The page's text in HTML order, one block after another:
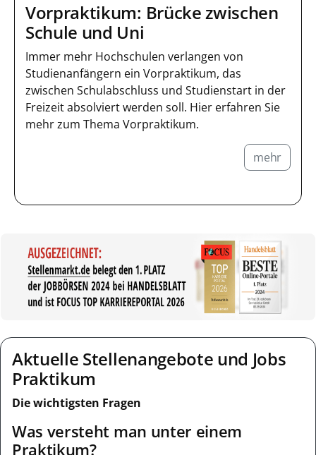
Vorpraktikum: Brücke zwischen
Schule und Uni
Immer mehr Hochschulen verlangen von
Studienanfängern ein Vorpraktikum, das
zwischen Schulabschluss und Studienstart in der
Freizeit absolviert werden soll. Hier erfahren Sie
mehr zum Thema Vorpraktikum.
mehr
Aktuelle Stellenangebote und Jobs
Praktikum
Die wichtigsten Fragen
Was versteht man unter einem
Praktikum?